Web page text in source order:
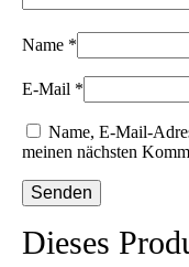
Name *
E-Mail *
Name, E-Mail-
meinen nächsten
Dieses